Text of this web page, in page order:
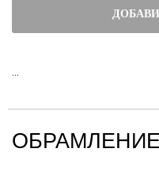
...
ОБРАМЛЕНИЕ